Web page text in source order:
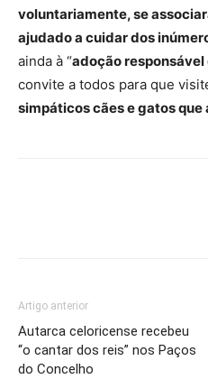
voluntariamente, se
ajudado a cuidar dos
ainda à “adoção responsável
convite a todos para que
simpáticos cães e gatos
Artigo anterior
Autarca celoricense recebeu
“o cantar dos reis” nos Paços
do Concelho